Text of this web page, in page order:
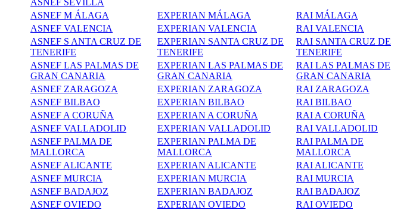
ASNEF M ÁLAGA EXPERIAN MÁLAGA RAI MÁLAGA
ASNEF VALENCIA
EXPERIAN VALENCIA RAI VALENCIA
ASNEF S ANTA CRUZ DE
TENERIFE
EXPERIAN SANTA CRUZ DE
TENERIFE
RAI SANTA CRUZ DE
TENERIFE
ASNEF LAS PALMAS DE
GRAN CANARIA
EXPERIAN LAS PALMAS DE
GRAN CANARIA
RAI LAS PALMAS DE
GRAN CANARIA
ASNEF ZARAGOZA
EXPERIAN ZARAGOZA RAI ZARAGOZA
ASNEF BILBAO
EXPERIAN BILBAO RAI BILBAO
ASNEF A CORUÑA
EXPERIAN A CORUÑA RAI A CORUÑA
ASNEF VALLADOLID
EXPERIAN VALLADOLID RAI VALLADOLID
ASNEF PALMA DE
MALLORCA
EXPERIAN PALMA DE
MALLORCA
RAI PALMA DE
MALLORCA
ASNEF ALICANTE
EXPERIAN ALICANTE RAI ALICANTE
ASNEF MURCIA
EXPERIAN MURCIA RAI MURCIA
ASNEF BADAJOZ
EXPERIAN BADAJOZ RAI BADAJOZ
ASNEF OVIEDO
EXPERIAN OVIEDO RAI OVIEDO